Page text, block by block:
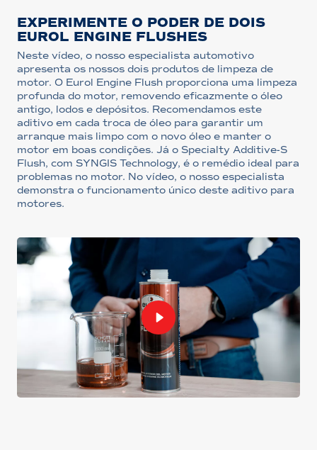
EXPERIMENTE O PODER DE DOIS
EUROL ENGINE FLUSHES
Neste vídeo, o nosso especialista automotivo
apresenta os nossos dois produtos de limpeza de
motor. O Eurol Engine Flush proporciona uma limpeza
profunda do motor, removendo eficazmente o óleo
antigo, lodos e depósitos. Recomendamos este
aditivo em cada troca de óleo para garantir um
arranque mais limpo com o novo óleo e manter o
motor em boas condições. Já o Specialty Additive-S
Flush, com SYNGIS Technology, é o remédio ideal para
problemas no motor. No vídeo, o nosso especialista
demonstra o funcionamento único deste aditivo para
motores.